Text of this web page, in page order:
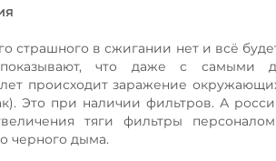
страшного в сжигании нет и всё
что даже с самыми
происходит заражение
Это при наличии фильтров. А
тяги фильтры
черного дыма.